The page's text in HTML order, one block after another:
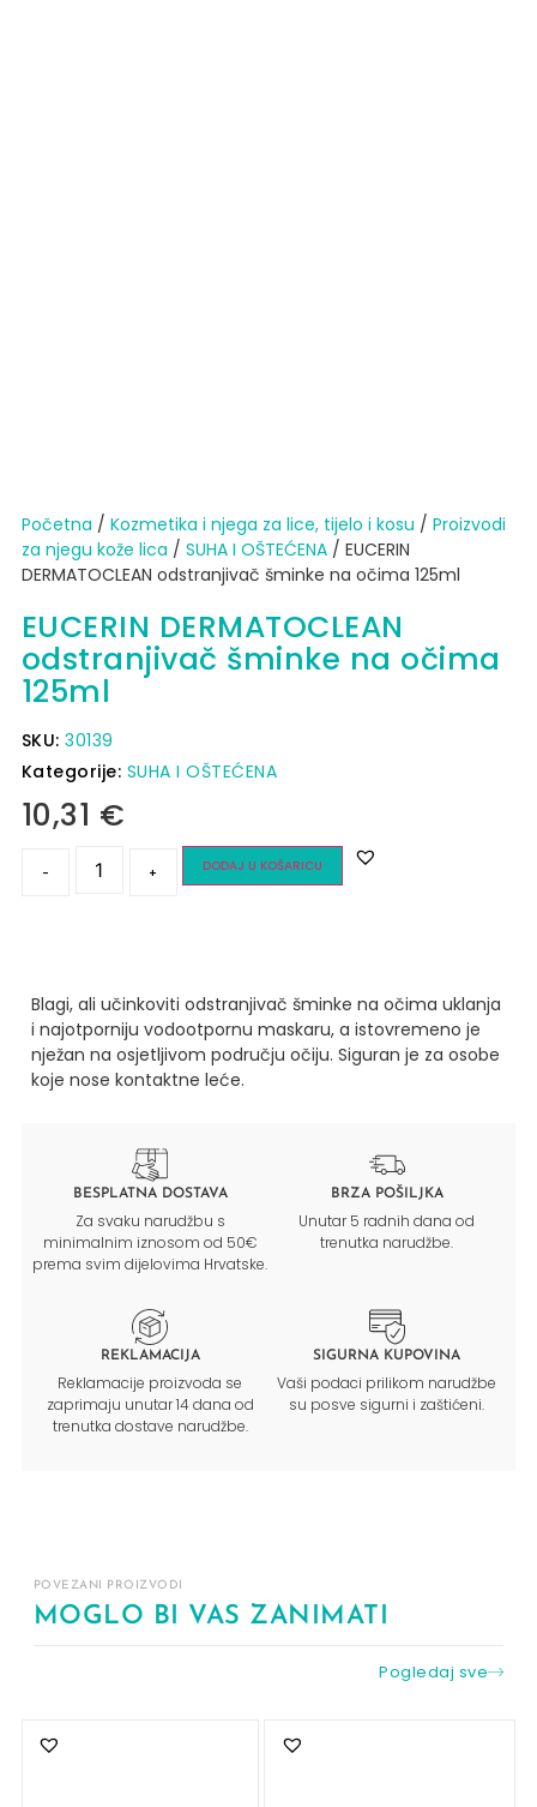
Početna / Kozmetika i njega za lice, tijelo i kosu / Proizvodi
za njegu kože lica / SUHA I OŠTEĆENA/ EUCERIN
DERMATOCLEAN odstranjivač šminke na očima 125ml
EUCERIN DERMATOCLEAN
odstranjivač šminke na očima
125ml
SKU:30139
Kategorije: SUHA I OŠTEĆENA
10,31 €
- + DODAJ U KOŠARICU
Blagi, ali učinkoviti odstranjivač šminke na očima uklanja
i najotporniju vodootpornu maskaru, a istovremeno je
nježan na osjetljivom području očiju. Siguran je za osobe
koje nose kontaktne leće.
BESPLATNA DOSTAVA
Za svaku narudžbu s
minimalnim iznosom od 50€
prema svim dijelovima Hrvatske.
BRZA POŠILJKA
Unutar 5 radnih dana od
trenutka narudžbe.
REKLAMACIJA
Reklamacije proizvoda se
zaprimaju unutar 14 dana od
trenutka dostave narudžbe.
SIGURNA KUPOVINA
Vaši podaci prilikom narudžbe
su posve sigurni i zaštićeni.
POVEZANI PROIZVODI
MOGLO BI VAS ZANIMATI
Pogledaj sve